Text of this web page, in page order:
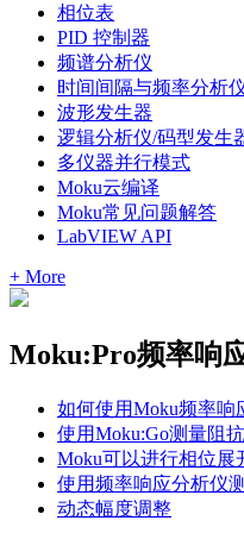
相位表
PID 控制器
频谱分析仪
时间间隔与频率分析
波形发生器
逻辑分析仪/码型发生
多仪器并行模式
Moku云编译
Moku常见问题解答
LabVIEW API
+ More
Moku:Pro频率响
如何使用Moku频率响
使用Moku:Go测量阻
Moku可以进行相位展
使用频率响应分析仪
动态幅度调整